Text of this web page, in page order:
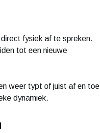
fysiek af te spreken.
tot een nieuwe
weer typt of juist af en toe
dynamiek.